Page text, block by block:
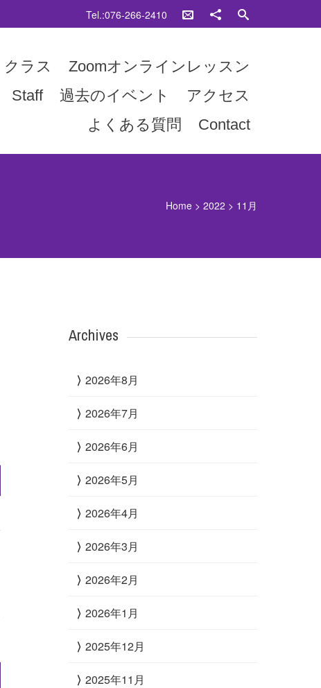
Tel.:076-266-2410
クラス
Zoomオンラインレッスン
Staff 過去のイベント
アクセス
よくある質問
Contact
Home >2022 > 11月
Archives
2026年8月
2026年7月
2026年6月
2026年5月
2026年4月
2026年3月
2026年2月
2026年1月
2025年12月
2025年11月